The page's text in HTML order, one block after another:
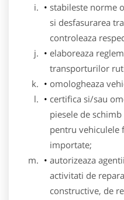
stabileste norme
si desfasurarea
controleaza
elaboreaza
transporturilor
omologheaza
certifica si/sau
piesele de
pentru vehiculele
importate;
autorizeaza
activitati de
constructive, de